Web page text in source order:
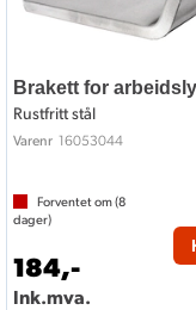
Brakett for
Rustfritt stål
Varenr 16053044
Forventet om (8
dager)
184,-
Ink.mva.